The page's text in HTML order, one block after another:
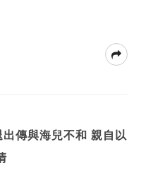
傳與海兒不和 親自以